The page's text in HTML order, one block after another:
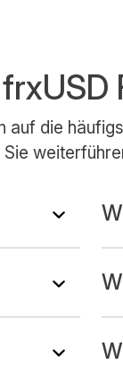
frxUSD
auf die